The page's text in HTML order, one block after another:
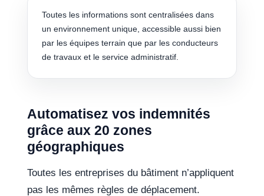
Toutes les informations sont centralisées dans
un environnement unique, accessible aussi bien
par les équipes terrain que par les conducteurs
de travaux et le service administratif.
Automatisez vos indemnités
grâce aux 20 zones
géographiques
Toutes les entreprises du bâtiment n’appliquent
pas les mêmes règles de déplacement.